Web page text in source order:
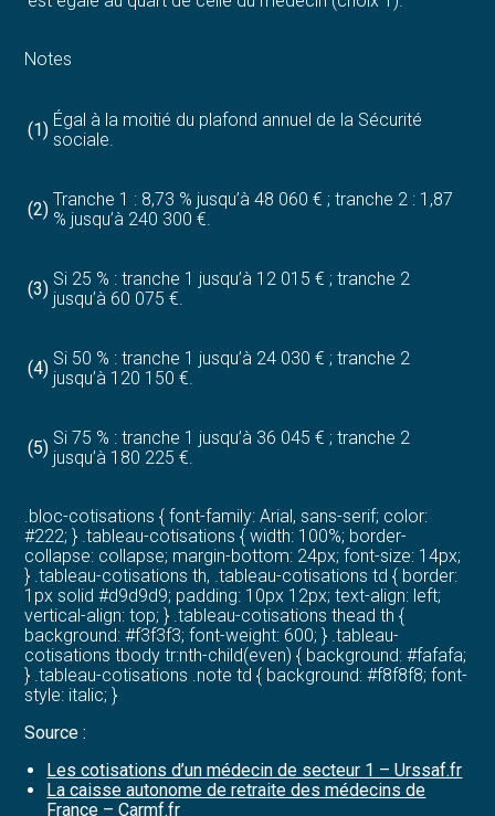
Notes
(1) Égal à la moitié du plafond annuel de la Sécurité
sociale.
(2) Tranche 1 : 8,73 % jusqu’à 48 060 € ; tranche 2 : 1,87
% jusqu’à 240 300 €.
(3) Si 25 % : tranche 1 jusqu’à 12 015 € ; tranche 2
jusqu’à 60 075 €.
(4) Si 50 % : tranche 1 jusqu’à 24 030 € ; tranche 2
jusqu’à 120 150 €.
(5) Si 75 % : tranche 1 jusqu’à 36 045 € ; tranche 2
jusqu’à 180 225 €.
.bloc-cotisations { font-family: Arial, sans-serif; color:
#222; } .tableau-cotisations { width: 100%; border-
collapse: collapse; margin-bottom: 24px; font-size: 14px;
} .tableau-cotisations th, .tableau-cotisations td { border:
1px solid #d9d9d9; padding: 10px 12px; text-align: left;
vertical-align: top; } .tableau-cotisations thead th {
background: #f3f3f3; font-weight: 600; } .tableau-
cotisations tbody tr:nth-child(even) { background: #fafafa;
} .tableau-cotisations .note td { background: #f8f8f8; font-
style: italic; }
Source :
Les cotisations d’un médecin de secteur 1 – Urssaf.fr
La caisse autonome de retraite des médecins de
France – Carmf.fr